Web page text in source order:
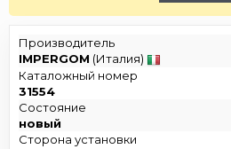
Производитель
IMPERGOM (Италия)
Каталожный номер
31554
Состояние
новый
Сторона установки